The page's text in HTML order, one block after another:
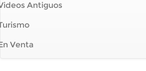
Antiguos
Venta